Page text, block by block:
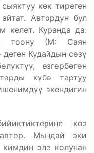
көк тиреген
Автордун бул
келет. Куранда да:
тоону (М: Саян
Кудайдын сөзү
өзгөрбөгөн
күбө тартуу
экендигин
көз
Мындай эки
эле колунан